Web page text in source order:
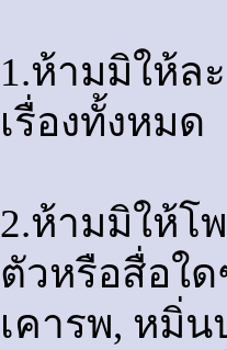
1.ห้ามมิให้ล
เรื่องทั้งหมด
2.ห้ามมิให้โ
ตัวหรือสื่อใ
เคารพ, หมิ่